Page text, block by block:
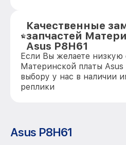
Качественные
запчастей
Asus P8H61
Если Вы желаете низкую
Материнской платы
выбору у нас в наличии
реплики
Asus P8H61